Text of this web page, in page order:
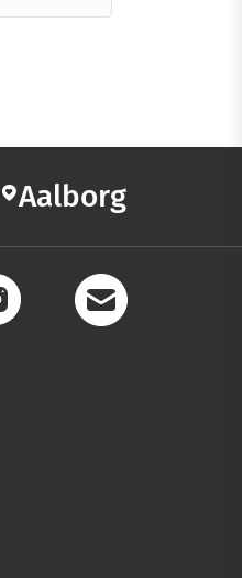
Aalborg